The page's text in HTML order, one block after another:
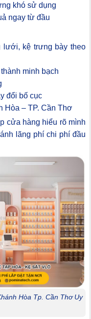
khó sử dụng
ngay từ đầu
lưới, kệ trưng bày theo
minh bạch
đổi bố cục
Hòa – TP. Cần Thơ
cửa hàng hiểu rõ mình
lãng phí chi phí đầu
Hòa Tp. Cần Thơ Uy